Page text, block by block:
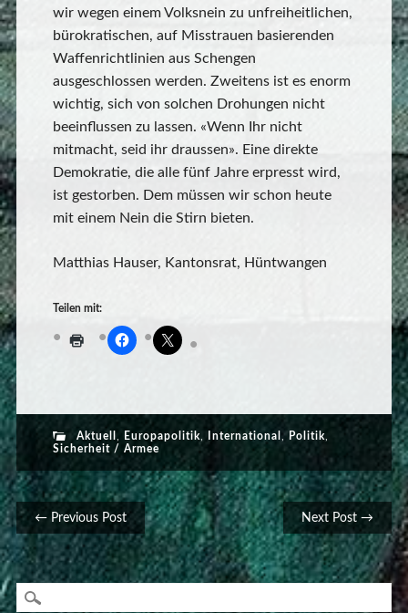
wir wegen einem Volksnein zu unfreiheitlichen,
bürokratischen, auf Misstrauen basierenden
Waffenrichtlinien aus Schengen
ausgeschlossen werden. Zweitens ist es enorm
wichtig, sich von solchen Drohungen nicht
beeinflussen zu lassen. «Wenn Ihr nicht
mitmacht, seid ihr draussen». Eine direkte
Demokratie, die alle fünf Jahre erpresst wird,
ist gestorben. Dem müssen wir schon heute
mit einem Nein die Stirn bieten.
Matthias Hauser, Kantonsrat, Hüntwangen
Teilen mit:
Aktuell , Europapolitik, International , Politik,
Sicherheit / Armee
Post navigation
← Previous Post Next Post →